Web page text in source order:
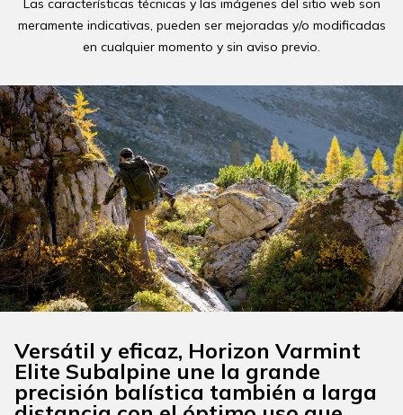
Las características técnicas y las imágenes del sitio web son
meramente indicativas, pueden ser mejoradas y/o modificadas
en cualquier momento y sin aviso previo.
Versátil y eficaz, Horizon Varmint
Elite Subalpine une la grande
precisión balística también a larga